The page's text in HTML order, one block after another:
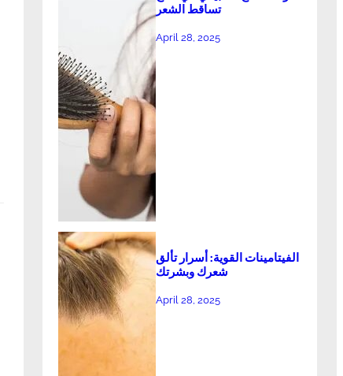
تساقط الشعر
April 28, 2025
الفيتامينات القوية: أسرار تألق
شعرك وبشرتك
April 28, 2025